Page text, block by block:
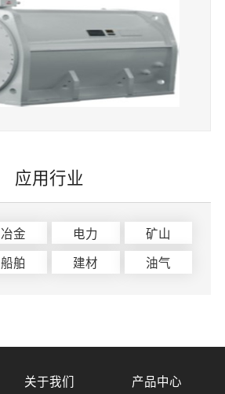
应用行业
冶金 电力
矿山
船舶 建材 油气
关于我们 产品中心